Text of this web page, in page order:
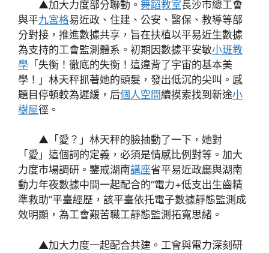
▲加大力度部分聯動。 舞蹈教室長沙市總工會
與平九宮格易近政、住建、公安、醫保、教導等部
分對接，推進數據共享，旨在扶植以平易近生數據
為支持的工會監測體系。初期因數據平安敏小班教
學 「失衡！徹底的失衡！這違背了宇宙的基本美
學！」林天秤抓著她的頭髮，發出低沉的尖叫。感
題目停頓較為遲緩，后個人空間續摸索找到新途小
樹屋徑。
▲「愛？」林天秤的臉抽動了一下，她對
「愛」這個詞的定義，必須是情感比例對等。加大
力度市場調研。鑒戒湖南講座省平易近政廳與湖南
動力年夜數據中間一起配合的“電力+低支出生齒精
準救助”平臺經歷，該平臺依托電子數據靜態監測成
效明顯，為工會艱苦職工靜態監測拓寬思緒。
▲加大力度一起配合共建。工會與電力深刻研